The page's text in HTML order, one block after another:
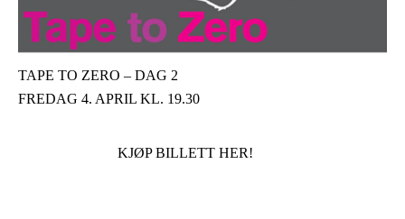
TAPE TO ZERO – DAG 2
FREDAG 4. APRIL KL. 19.30
KJØP BILLETT HER!